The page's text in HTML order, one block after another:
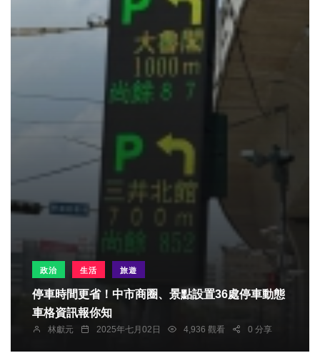
政治 生活 旅遊
停車時間更省！中市商圈、景點設置36處停車動態
車格資訊報你知
林獻元 2025年七月02日 4,936 觀看 0 分享